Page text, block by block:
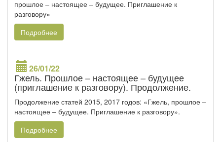
прошлое – настоящее – будущее. Приглашение к
разговору»
Подробнее
26/01/22
Гжель. Прошлое – настоящее – будущее
(приглашение к разговору). Продолжение.
Продолжение статей 2015, 2017 годов: «Гжель, прошлое –
настоящее – будущее. Приглашение к разговору».
Подробнее